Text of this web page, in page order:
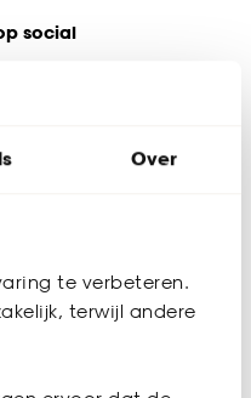
Over
te verbeteren.
terwijl andere
social
interieur met de Lorrach
perfect voor zowel de
mand met zwarte strepen
met twee handvatten is